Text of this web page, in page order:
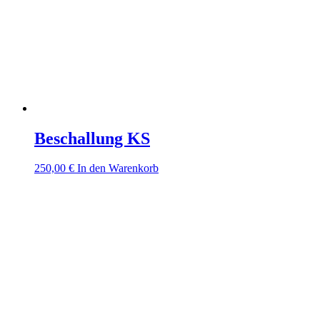
Beschallung KS
250,00 € In den Warenkorb